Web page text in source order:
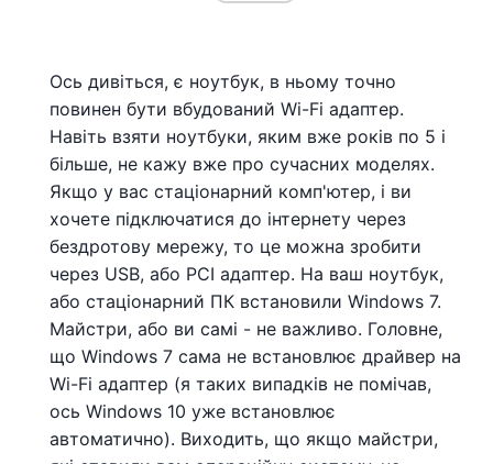
Ось дивіться, є ноутбук, в ньому точно
повинен бути вбудований Wi-Fi адаптер.
Навіть взяти ноутбуки, яким вже років по 5 і
більше, не кажу вже про сучасних моделях.
Якщо у вас стаціонарний комп'ютер, і ви
хочете підключатися до інтернету через
бездротову мережу, то це можна зробити
через USB, або PСI адаптер. На ваш ноутбук,
або стаціонарний ПК встановили Windows 7.
Майстри, або ви самі - не важливо. Головне,
що Windows 7 сама не встановлює драйвер на
Wi-Fi адаптер (я таких випадків не помічав,
ось Windows 10 уже встановлює
автоматично). Виходить, що якщо майстри,